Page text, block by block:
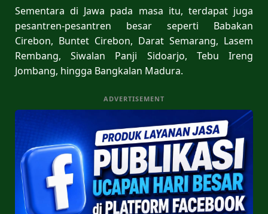
Sementara di Jawa pada masa itu, terdapat juga
pesantren-pesantren besar seperti Babakan
Cirebon, Buntet Cirebon, Darat Semarang, Lasem
Rembang, Siwalan Panji Sidoarjo, Tebu Ireng
Jombang, hingga Bangkalan Madura.
ADVERTISEMENT